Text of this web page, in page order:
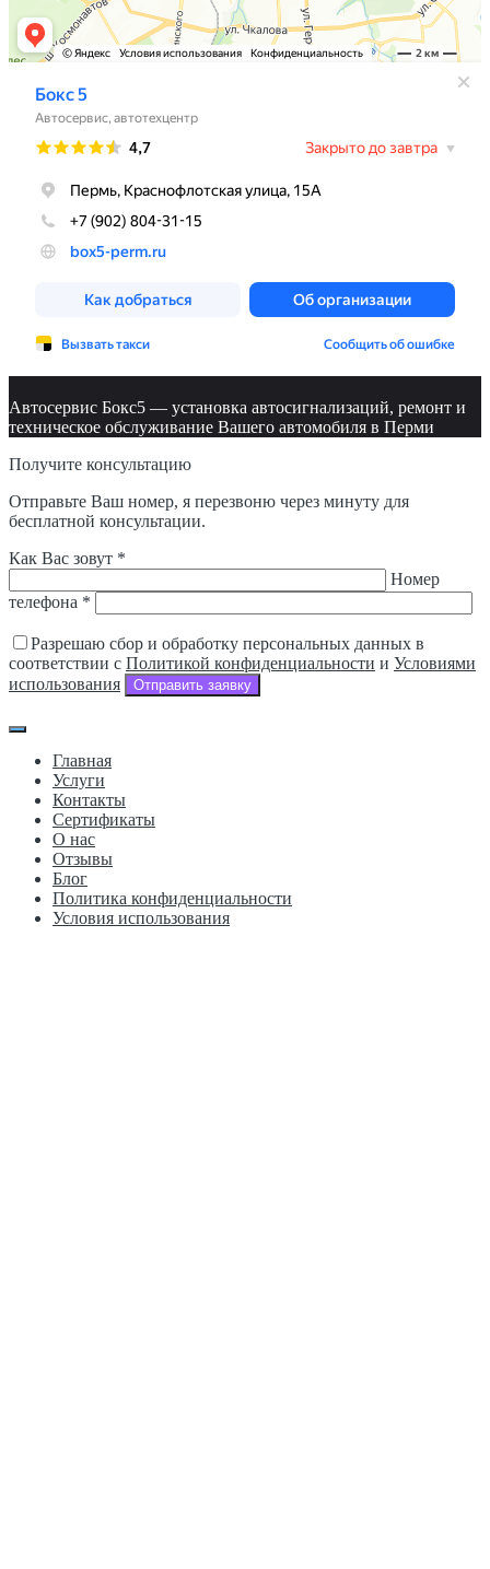
Автосервис Бокс5 — установка автосигнализаций, ремонт и
техническое обслуживание Вашего автомобиля в Перми
Получите консультацию
Отправьте Ваш номер, я перезвоню через минуту для
бесплатной консультации.
Как Вас зовут *
Номер
телефона *
Разрешаю сбор и обработку персональных данных в
соответствии с Политикой конфиденциальности и Условиями
использования
Отправить заявку
Главная
Услуги
Контакты
Сертификаты
О нас
Отзывы
Блог
Политика конфиденциальности
Условия использования